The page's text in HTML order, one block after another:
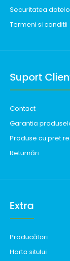
Securitatea
Termeni si conditii
Suport
Contact
Garantia
Produse cu pret
Returnări
Extra
Producători
Harta sitului